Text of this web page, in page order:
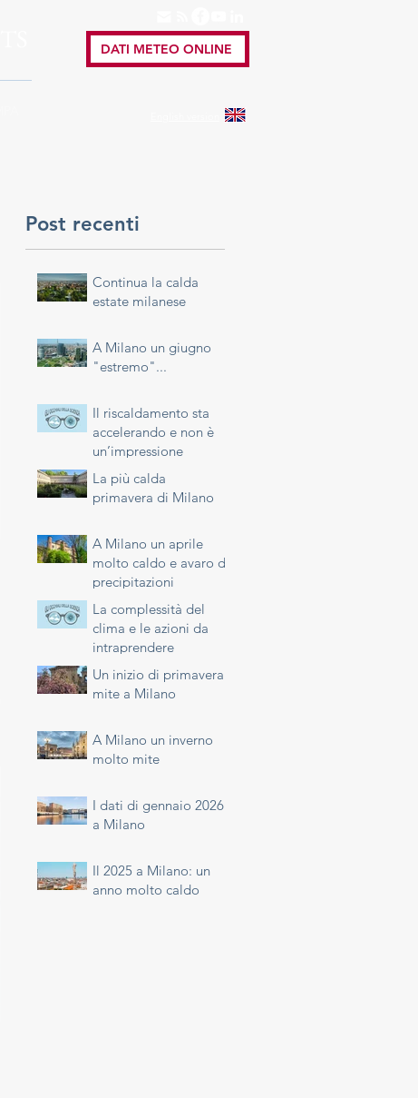
DATI METEO ONLINE
Post recenti
Continua la calda
estate milanese
A Milano un giugno
"estremo"...
Il riscaldamento sta
accelerando e non è
un’impressione
La più calda
primavera di Milano
A Milano un aprile
molto caldo e avaro di
precipitazioni
La complessità del
clima e le azioni da
intraprendere
Un inizio di primavera
mite a Milano
A Milano un inverno
molto mite
I dati di gennaio 2026
a Milano
Il 2025 a Milano: un
anno molto caldo